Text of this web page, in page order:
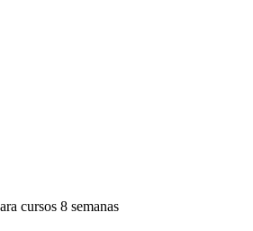
cursos 8 semanas